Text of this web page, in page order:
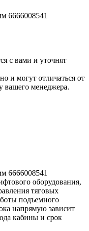
6666008541
с вами и уточнят
и могут отличаться от
вашего менеджера.
6666008541
оборудования,
тяговых
подъемного
напрямую зависит
кабины и срок